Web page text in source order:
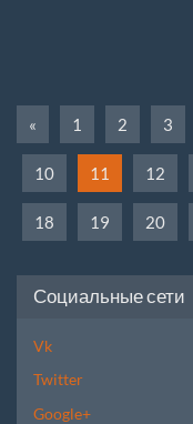
« 1 2 3
10 11 12
18 19 20
Социальные сети
Vk
Twitter
Google+